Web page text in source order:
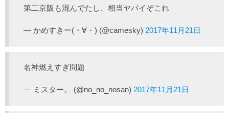
第二京阪も混んでたし、相当ヤバイぞこれ
— かめすきー(・∀・) (@camesky) 2017年11月21日
名神燃えすぎ問題
— ミスター。 (@no_no_nosan) 2017年11月21日